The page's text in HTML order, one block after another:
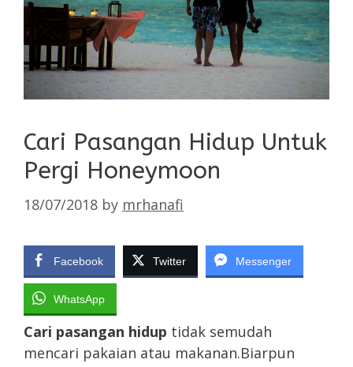
Cari Pasangan Hidup Untuk
Pergi Honeymoon
18/07/2018 by mrhanafi
Facebook Twitter Messenger
WhatsApp
Cari pasangan hidup tidak semudah
mencari pakaian atau makanan.Biarpun